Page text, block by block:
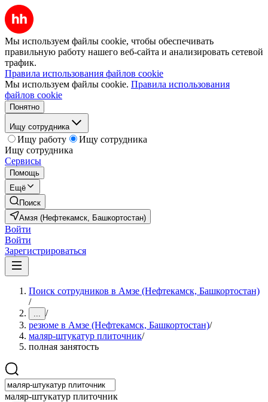
Мы используем файлы cookie, чтобы обеспечивать
правильную работу нашего веб-сайта и анализировать сетевой
трафик.
Правила использования файлов cookie
Мы используем файлы cookie. Правила использования
файлов cookie
Понятно
Ищу сотрудника
Ищу работу
Ищу сотрудника
Ищу сотрудника
Сервисы
Помощь
Ещё
Поиск
Амзя (Нефтекамск, Башкортостан)
Войти
Войти
Зарегистрироваться
Поиск сотрудников в Амзе (Нефтекамск, Башкортостан)
/
... /
резюме в Амзе (Нефтекамск, Башкортостан)/
маляр-штукатур плиточник/
полная занятость
маляр-штукатур плиточник